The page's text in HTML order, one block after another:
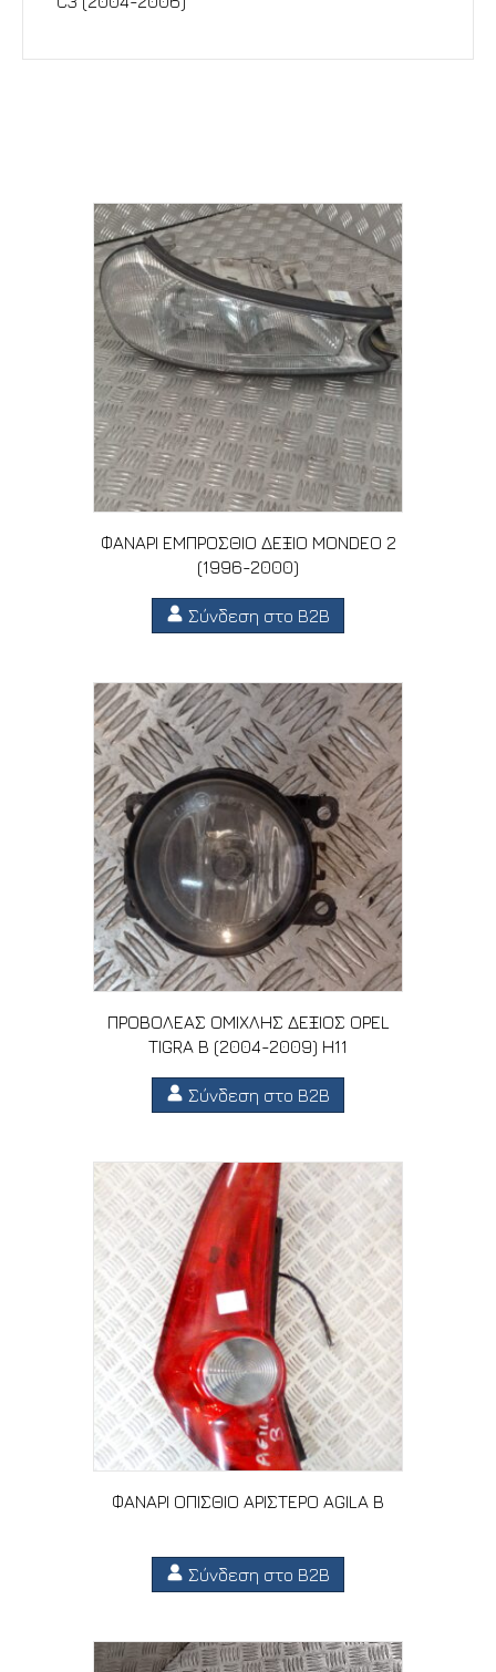
ΦΑΝΑΡΙ ΕΜΠΡΟΣΘΙΟ ΔΕΞΙΟ MONDEO 2
(1996-2000)
Σύνδεση στο B2B
ΠΡΟΒΟΛΕΑΣ ΟΜΙΧΛΗΣ ΔΕΞΙΟΣ OPEL
TIGRA B (2004-2009) H11
Σύνδεση στο B2B
ΦΑΝΑΡΙ ΟΠΙΣΘΙΟ ΑΡΙΣΤΕΡΟ AGILA B
Σύνδεση στο B2B